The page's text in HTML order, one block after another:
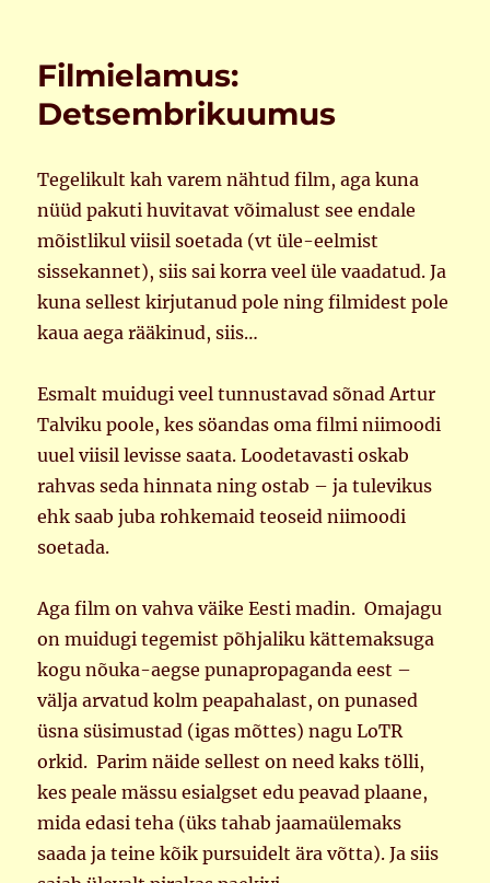
Filmielamus:
Detsembrikuumus
Tegelikult kah varem nähtud film, aga kuna
nüüd pakuti huvitavat võimalust see endale
mõistlikul viisil soetada (vt üle-eelmist
sissekannet), siis sai korra veel üle vaadatud. Ja
kuna sellest kirjutanud pole ning filmidest pole
kaua aega rääkinud, siis…
Esmalt muidugi veel tunnustavad sõnad Artur
Talviku poole, kes söandas oma filmi niimoodi
uuel viisil levisse saata. Loodetavasti oskab
rahvas seda hinnata ning ostab – ja tulevikus
ehk saab juba rohkemaid teoseid niimoodi
soetada.
Aga film on vahva väike Eesti madin. Omajagu
on muidugi tegemist põhjaliku kättemaksuga
kogu nõuka-aegse punapropaganda eest –
välja arvatud kolm peapahalast, on punased
üsna süsimustad (igas mõttes) nagu LoTR
orkid. Parim näide sellest on need kaks tölli,
kes peale mässu esialgset edu peavad plaane,
mida edasi teha (üks tahab jaamaülemaks
saada ja teine kõik pursuidelt ära võtta). Ja siis